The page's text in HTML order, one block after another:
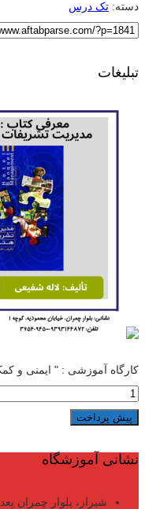
دسته: تک درس
تبلیغات
کارگاه آموزشی : " ایمنی و
پیش پرداخت
نشانی آموزشگاه
شیراز، بلوار چمران